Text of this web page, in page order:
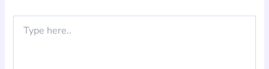
here..